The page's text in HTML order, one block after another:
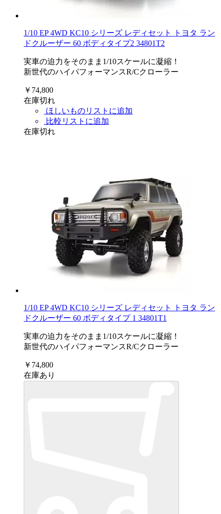
1/10 EP 4WD KC10 シリーズ レディセット トヨタ ラン
ドクルーザー 60 ボディタイプ2 34801T2
実車の迫力をそのまま1/10スケールに凝縮！
新世代のハイパフォーマンスR/Cクローラー
￥74,800
在庫切れ
ほしいものリストに追加
比較リストに追加
在庫切れ
1/10 EP 4WD KC10 シリーズ レディセット トヨタ ラン
ドクルーザー 60 ボディタイプ 1 34801T1
実車の迫力をそのまま1/10スケールに凝縮！
新世代のハイパフォーマンスR/Cクローラー
￥74,800
在庫あり